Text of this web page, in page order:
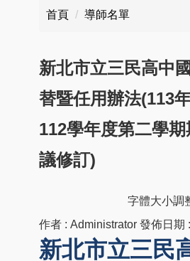
首頁 導師名單
新北市立三民高中
替暨任用辦法(113
112學年度第二學
議修訂)
字體大小調
作者 : Administrator 發佈日期 :
新北市立三民